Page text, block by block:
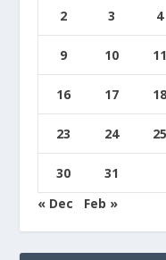
2 3 4
9 10 11
16 17 18
23 24 25
30
31
« Dec
Feb »